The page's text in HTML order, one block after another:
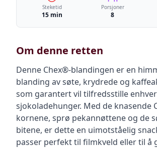
Steketid
15 min
Porsjoner
8
Om denne retten
Denne Chex®-blandingen er en
blanding av søte, krydrede og
som garantert vil tilfredsstille enhver
sjokoladehunger. Med de knasende
kornene, sprø pekannøttene og de
bitene, er dette en uimotståelig
passer perfekt til filmkveld eller til å